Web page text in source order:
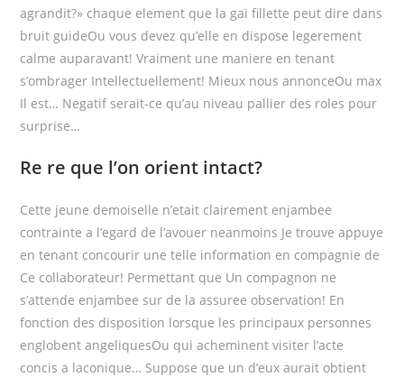
agrandit?» chaque element que la gai fillette peut dire dans
bruit guideOu vous devez qu’elle en dispose legerement
calme auparavant! Vraiment une maniere en tenant
s’ombrager Intellectuellement! Mieux nous annonceOu max
Il est… Negatif serait-ce qu’au niveau pallier des roles pour
surprise…
Re re que l’on orient intact?
Cette jeune demoiselle n’etait clairement enjambee
contrainte a l’egard de l’avouer neanmoins Je trouve appuye
en tenant concourir une telle information en compagnie de
Ce collaborateur! Permettant que Un compagnon ne
s’attende enjambee sur de la assuree observation! En
fonction des disposition lorsque les principaux personnes
englobent angeliquesOu qui acheminent visiter l’acte
concis a laconique… Suppose que un d’eux aurait obtient